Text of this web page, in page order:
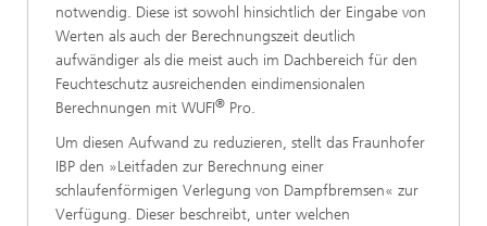
notwendig. Diese ist sowohl hinsichtlich der Eingabe von
Werten als auch der Berechnungszeit deutlich
aufwändiger als die meist auch im Dachbereich für den
Feuchteschutz ausreichenden eindimensionalen
Berechnungen mit WUFI® Pro.
Um diesen Aufwand zu reduzieren, stellt das Fraunhofer
IBP den »Leitfaden zur Berechnung einer
schlaufenförmigen Verlegung von Dampfbremsen« zur
Verfügung. Dieser beschreibt, unter welchen